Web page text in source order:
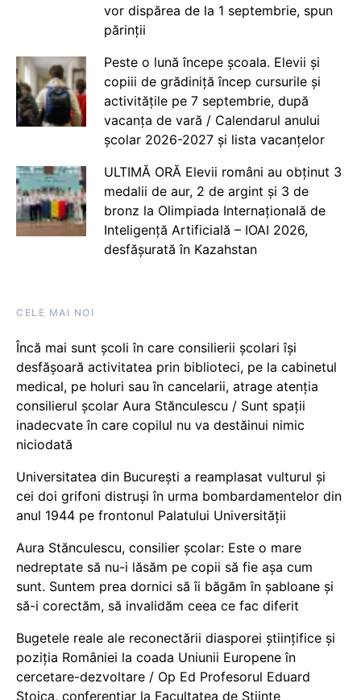
vor dispărea de la 1 septembrie, spun
părinții
Peste o lună începe școala. Elevii și
copiii de grădiniță încep cursurile și
activitățile pe 7 septembrie, după
vacanța de vară / Calendarul anului
școlar 2026-2027 și lista vacanțelor
ULTIMĂ ORĂ Elevii români au obținut 3
medalii de aur, 2 de argint și 3 de
bronz la Olimpiada Internațională de
Inteligență Artificială – IOAI 2026,
desfășurată în Kazahstan
CELE MAI NOI
Încă mai sunt școli în care consilierii școlari își
desfășoară activitatea prin biblioteci, pe la cabinetul
medical, pe holuri sau în cancelarii, atrage atenția
consilierul școlar Aura Stănculescu / Sunt spații
inadecvate în care copilul nu va destăinui nimic
niciodată
Universitatea din București a reamplasat vulturul și
cei doi grifoni distruși în urma bombardamentelor din
anul 1944 pe frontonul Palatului Universității
Aura Stănculescu, consilier școlar: Este o mare
nedreptate să nu-i lăsăm pe copii să fie așa cum
sunt. Suntem prea dornici să îi băgăm în șabloane și
să-i corectăm, să invalidăm ceea ce fac diferit
Bugetele reale ale reconectării diasporei științifice și
poziția României la coada Uniunii Europene în
cercetare-dezvoltare / Op Ed Profesorul Eduard
Stoica, conferențiar la Facultatea de Științe